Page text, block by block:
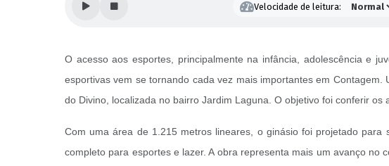
Velocidade de leitura:
O acesso aos esportes, principalmente na infância, adolescência e
esportivas vem se tornando cada vez mais importantes em
do Divino, localizada no bairro Jardim Laguna. O objetivo foi conferir
Com uma área de 1.215 metros lineares, o ginásio foi projetado
completo para esportes e lazer. A obra representa mais um avanço